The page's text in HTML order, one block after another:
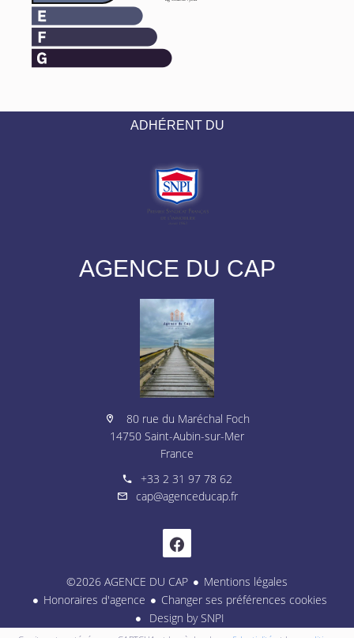
ADHÉRENT DU
AGENCE DU CAP
80 rue du Maréchal Foch
14750 Saint-Aubin-sur-Mer
France
+33 2 31 97 78 62
cap@agenceducap.fr
©2026 AGENCE DU CAP
Mentions légales
Honoraires d'agence
Changer ses préférences cookies
Design bySNPI